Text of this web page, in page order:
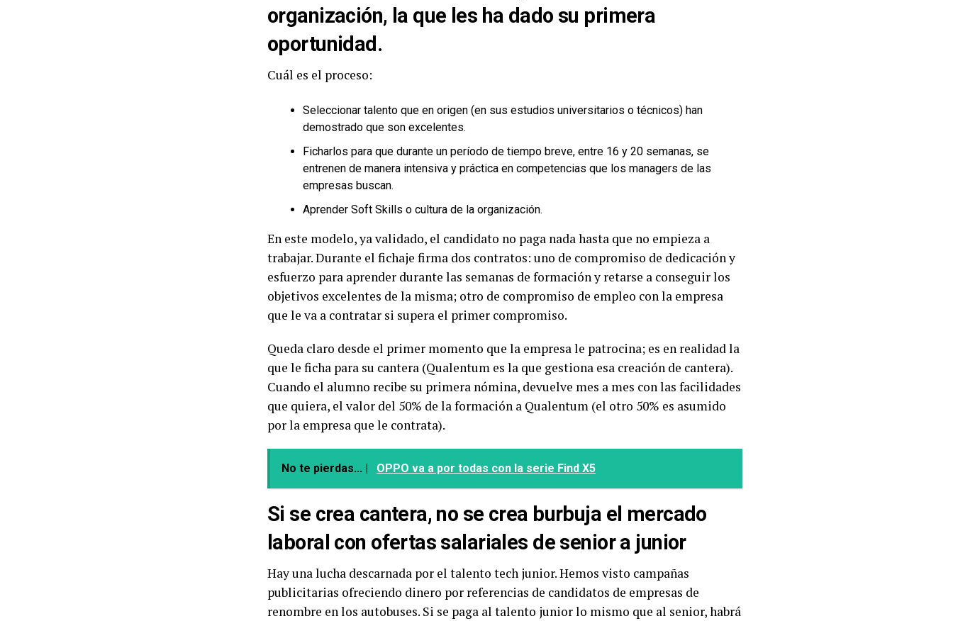
organización, la que les ha dado su primera
oportunidad.
Cuál es el proceso:
Seleccionar talento que en origen (en sus estudios universitarios o técnicos) han
demostrado que son excelentes.
Ficharlos para que durante un período de tiempo breve, entre 16 y 20 semanas, se
entrenen de manera intensiva y práctica en competencias que los managers de las
empresas buscan.
Aprender Soft Skills o cultura de la organización.
En este modelo, ya validado, el candidato no paga nada hasta que no empieza a
trabajar. Durante el fichaje firma dos contratos: uno de compromiso de dedicación y
esfuerzo para aprender durante las semanas de formación y retarse a conseguir los
objetivos excelentes de la misma; otro de compromiso de empleo con la empresa
que le va a contratar si supera el primer compromiso.
Queda claro desde el primer momento que la empresa le patrocina; es en realidad la
que le ficha para su cantera (Qualentum es la que gestiona esa creación de cantera).
Cuando el alumno recibe su primera nómina, devuelve mes a mes con las facilidades
que quiera, el valor del 50% de la formación a Qualentum (el otro 50% es asumido
por la empresa que le contrata).
No te pierdas... | OPPO va a por todas con la serie Find X5
Si se crea cantera, no se crea burbuja el mercado
laboral con ofertas salariales de senior a junior
Hay una lucha descarnada por el talento tech junior. Hemos visto campañas
publicitarias ofreciendo dinero por referencias de candidatos de empresas de
renombre en los autobuses. Si se paga al talento junior lo mismo que al senior, habrá